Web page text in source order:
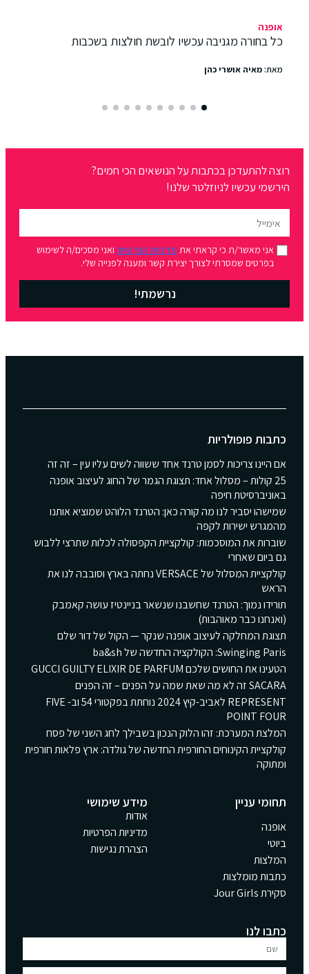
אופנה
כל בחורה מגניבה עכשיו לובשת חולצות בשכבות
מאת:מאיה אושרי כהן
רוצה להתעדכן בכתבות על הנושאים הכי חמים?
הירשמי עכשיו לניוזלטר שלנו!
אני מאשר/ת כי קראתי את מדיניות הפרטיות ואני מסכים/ה לשימוש
בפרטים שמסרתי לצורך יצירת קשר ומענה לפנייה שלי.
נרשמתי!
כתבות פופולריות
אם היינו צריכות לסמן טרנד אחד ששווה לשים עליו עין – זה זה
25 קולות – מסלול אחד: תצוגת הגמר של החוג לעיצוב אופנה
באוניברסיטת חיפה
שמישהו יסביר לנו מה קורה כאן: הטרנד הלוהט שמוציא אותנו
מהמגרש ישירות לקפה
שוברות את המוסכמות: קולקציית הקפסולה לכלות שתרצי ללבוש
גם ביום שאחרי
קולקציית המסלול של VERSACE נחתה בארץ וסובבה לנו את
הראש
תורידו נמוך: הטרנד שחשבנו שנשאר בניינטיז עושה קאמבק
(ואנחנו כבר מאוהבות)
תצוגת המחלקה לעיצוב אופנה שנקר — הקול של דור שלם
Swinging Paris: הקולקציה החדשה של ba&sh
הטעינו את החושים שלכם GUCCI GUILTY ELIXIR DE PARFUM
SACARA זה לא מה שאת שמה על הפנים – זה הפנים
REPRESENT לאביב-קיץ 2024 נוחתת בפקטורי 54 וב- FIVE
POINT FOUR
המלצת המערכת: זהו הלוק הנכון בשבילך לחג השני של פסח
קולקציית הקינוחים החורפית החדשה של גולדה: ארץ פלאות חורפית
ומתוקה
תחומי עניין
אופנה
ביוטי
המלצות
כתבות מומלצות
סקירת Jour Girls
מידע שימושי
אודות
מדיניות הפרטיות
הצהרת נגישות
כתבו לנו